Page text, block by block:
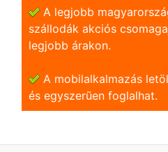
A legjobb
szállodák akciós
legjobb árakon.
A mobilalkalmazás
és egyszerũen foglalhat.